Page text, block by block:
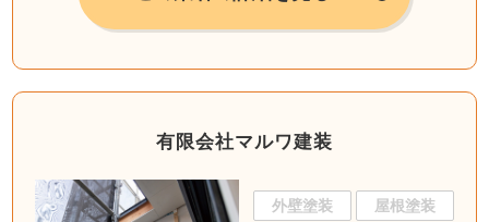
有限会社マルワ建装
外壁塗装 屋根塗装